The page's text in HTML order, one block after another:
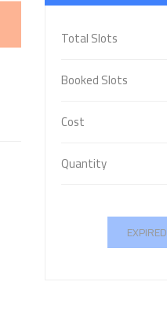
Total Slots
Booked Slots
Cost
Quantity
EXPIRED